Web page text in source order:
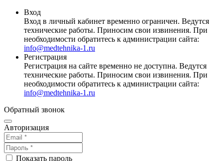
Вход
Вход в личный кабинет временно ограничен. Ведутся
технические работы. Приносим свои извинения. При
необходимости обратитесь к администрации сайта:
info@medtehnika-1.ru
Регистрация
Регистрация на сайте временно не доступна. Ведутся
технические работы. Приносим свои извинения. При
необходимости обратитесь к администрации сайта:
info@medtehnika-1.ru
Обратный звонок
Авторизация
Показать пароль